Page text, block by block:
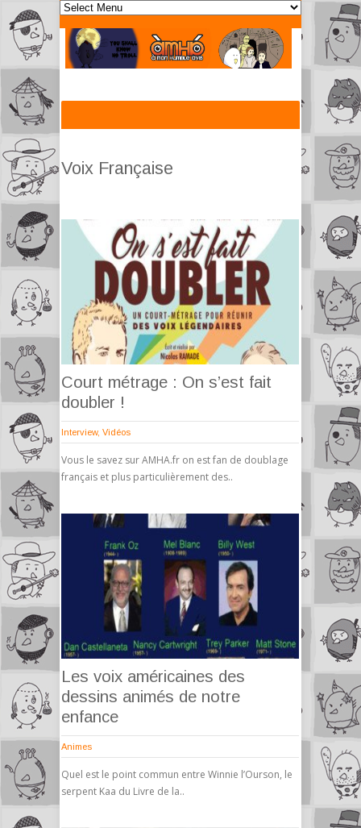
Voix Française
Court métrage : On s’est fait
doubler !
Interview, Vidéos
Vous le savez sur AMHA.fr on est fan de doublage
français et plus particulièrement des..
Les voix américaines des
dessins animés de notre
enfance
Animes
Quel est le point commun entre Winnie l’Ourson, le
serpent Kaa du Livre de la..